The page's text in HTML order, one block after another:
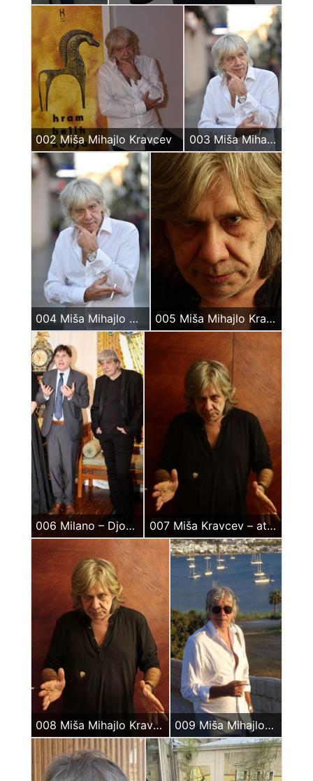
002 Miša Mihajlo Kravcev 003 Miša Mihajlo Kravcev
004 Miša Mihajlo Kravcev 005 Miša Mihajlo Kravcev
006 Milano – Djordjo Grigorio Graso i Miša Mihajlo Kravcev 007 Miša Kravcev – atelje
008 Miša Mihajlo Kravcev u ateljeu 009 Miša Mihajlo Kravcev – Kikladi